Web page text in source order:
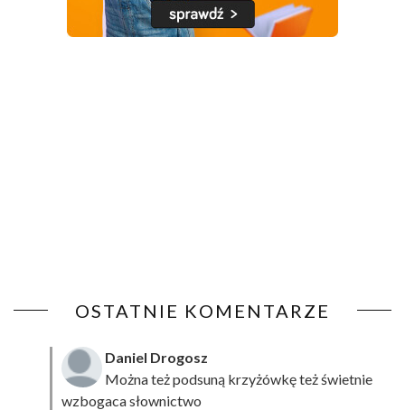
OSTATNIE KOMENTARZE
Daniel Drogosz
Można też podsuną krzyżówkęteż świetnie
wzbogaca słownictwo